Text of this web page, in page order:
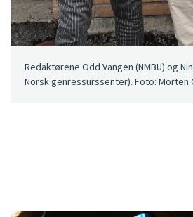
Redaktørene Odd Vangen (NMBU) og
Norsk genressurssenter). Foto: Morten